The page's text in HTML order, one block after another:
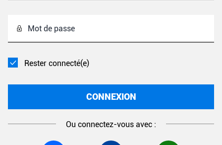
Mot de passe
Rester connecté(e)
CONNEXION
Ou connectez-vous avec :